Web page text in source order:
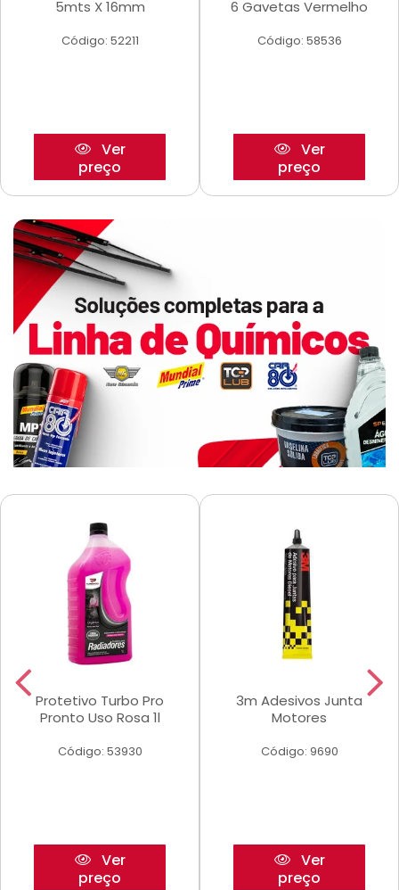
5mts X 16mm
Código: 52211
Ver
preço
6 Gavetas Vermelho
Código: 58536
Ver
preço
Protetivo Turbo Pro
Pronto Uso Rosa 1l
Código: 53930
Ver
preço
3m Adesivos Junta
Motores
Código: 9690
Ver
preço